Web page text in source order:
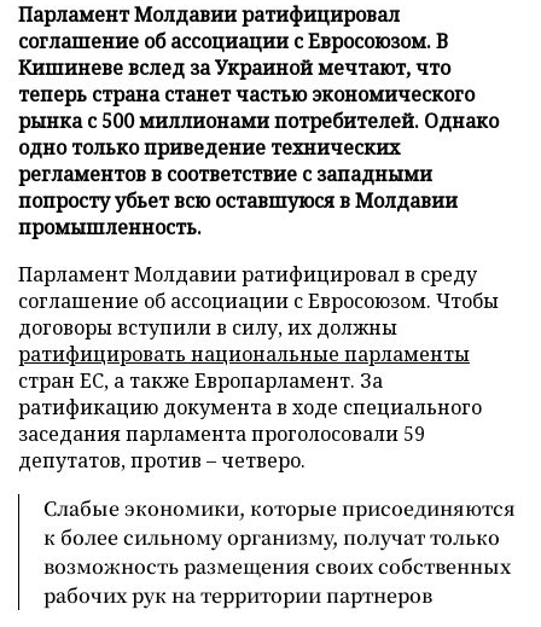
Парламент Молдавии ратифицировал
соглашение об ассоциации с Евросоюзом. В
Кишиневе вслед за Украиной мечтают, что
теперь страна станет частью экономического
рынка с 500 миллионами потребителей. Однако
одно только приведение технических
регламентов в соответствие с западными
попросту убьет всю оставшуюся в Молдавии
промышленность.
Парламент Молдавии ратифицировал в среду
соглашение об ассоциации с Евросоюзом. Чтобы
договоры вступили в силу, их должны
ратифицировать национальные парламенты
стран ЕС, а также Европарламент. За
ратификацию документа в ходе специального
заседания парламента проголосовали 59
депутатов, против – четверо.
Слабые экономики, которые присоединяются
к более сильному организму, получат только
возможность размещения своих собственных
рабочих рук на территории партнеров